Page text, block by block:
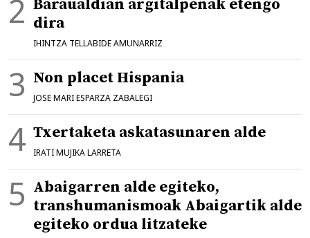
Baraualdian argitalpenak etengo
dira
IHINTZA TELLABIDE AMUNARRIZ
Non placet Hispania
JOSE MARI ESPARZA ZABALEGI
Txertaketa askatasunaren alde
IRATI MUJIKA LARRETA
Abaigarren alde egiteko,
transhumanismoak Abaigartik alde
egiteko ordua litzateke